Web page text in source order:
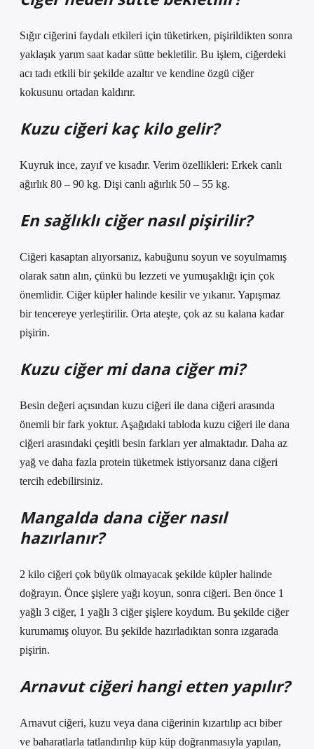
Sığır ciğerini faydalı etkileri için tüketirken, pişirildikten sonra
yaklaşık yarım saat kadar sütte bekletilir. Bu işlem, ciğerdeki
acı tadı etkili bir şekilde azaltır ve kendine özgü ciğer
kokusunu ortadan kaldırır.
Kuzu ciğeri kaç kilo gelir?
Kuyruk ince, zayıf ve kısadır. Verim özellikleri: Erkek canlı
ağırlık 80 – 90 kg. Dişi canlı ağırlık 50 – 55 kg.
En sağlıklı ciğer nasıl pişirilir?
Ciğeri kasaptan alıyorsanız, kabuğunu soyun ve soyulmamış
olarak satın alın, çünkü bu lezzeti ve yumuşaklığı için çok
önemlidir. Ciğer küpler halinde kesilir ve yıkanır. Yapışmaz
bir tencereye yerleştirilir. Orta ateşte, çok az su kalana kadar
pişirin.
Kuzu ciğer mi dana ciğer mi?
Besin değeri açısından kuzu ciğeri ile dana ciğeri arasında
önemli bir fark yoktur. Aşağıdaki tabloda kuzu ciğeri ile dana
ciğeri arasındaki çeşitli besin farkları yer almaktadır. Daha az
yağ ve daha fazla protein tüketmek istiyorsanız dana ciğeri
tercih edebilirsiniz.
Mangalda dana ciğer nasıl
hazırlanır?
2 kilo ciğeri çok büyük olmayacak şekilde küpler halinde
doğrayın. Önce şişlere yağı koyun, sonra ciğeri. Ben önce 1
yağlı 3 ciğer, 1 yağlı 3 ciğer şişlere koydum. Bu şekilde ciğer
kurumamış oluyor. Bu şekilde hazırladıktan sonra ızgarada
pişirin.
Arnavut ciğeri hangi etten yapılır?
Arnavut ciğeri, kuzu veya dana ciğerinin kızartılıp acı biber
ve baharatlarla tatlandırılıp küp küp doğranmasıyla yapılan,